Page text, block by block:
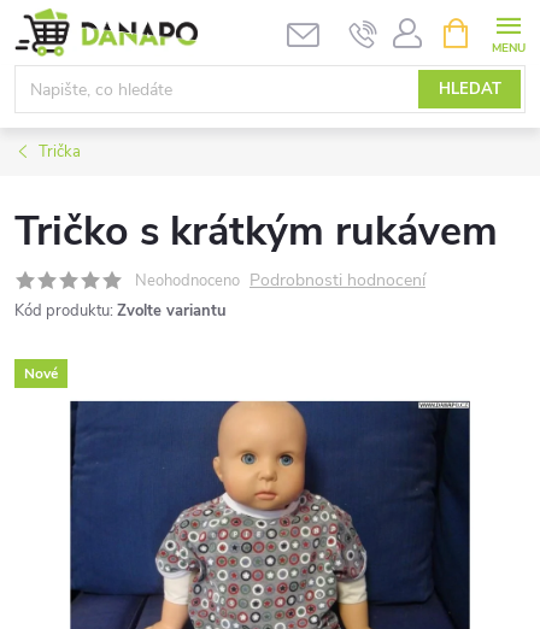
Přejít
na
obsah
HLEDAT
NÁKUPNÍ
KOŠÍK
Trička
Tričko s krátkým rukávem
Neohodnoceno Podrobnosti hodnocení
Kód produktu: Zvolte variantu
Nové